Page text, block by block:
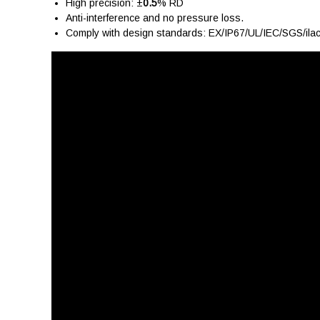
High precision: ±0.5% RD
Anti-interference and no pressure loss.
Comply with design standards: EX/IP67/UL/IEC/SGS/